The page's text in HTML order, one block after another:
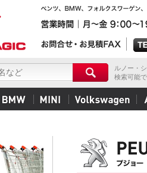
ルノー・
検索可能